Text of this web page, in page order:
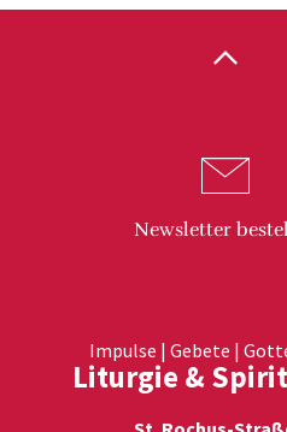
Newsletter
Impulse | Gebete |
Liturgie &